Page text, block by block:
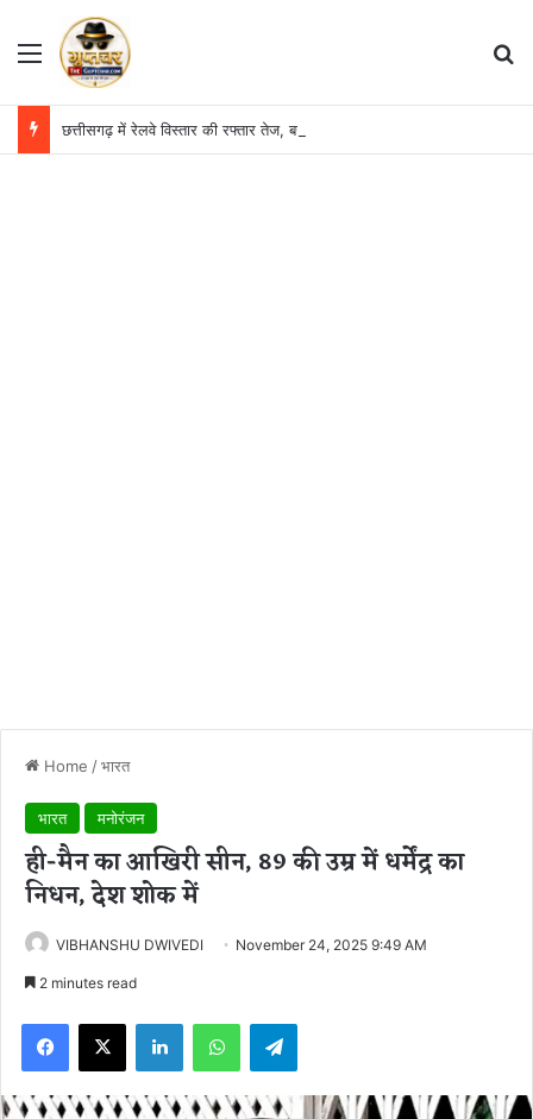
Menu
Home /भारत
भारत मनोरंजन
ही-मैन का आखिरी सीन, 89 की उम्र में धर्मेंद्र का
निधन, देश शोक में
VIBHANSHU DWIVEDI November 24, 2025 9:49 AM
2 minutes read